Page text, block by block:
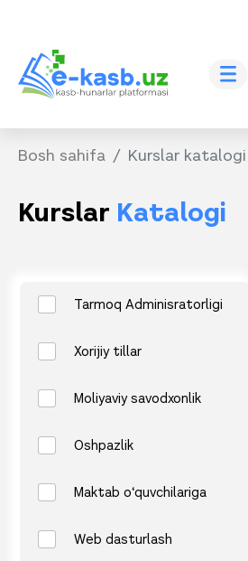
Bosh sahifa Kurslar katalogi
Kurslar Katalogi
Tarmoq Adminisratorligi
Xorijiy tillar
Moliyaviy savodxonlik
Oshpazlik
Maktab o‘quvchilariga
Web dasturlash